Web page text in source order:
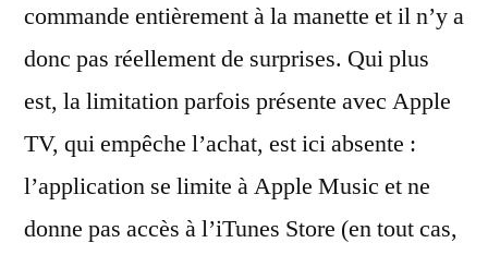
commande entièrement à la manette et il n’y a
donc pas réellement de surprises. Qui plus
est, la limitation parfois présente avec Apple
TV, qui empêche l’achat, est ici absente :
l’application se limite à Apple Music et ne
donne pas accès à l’iTunes Store (en tout cas,